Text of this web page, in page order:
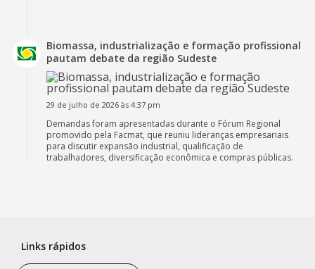
Biomassa, industrialização e formação profissional
pautam debate da região Sudeste
29 de julho de 2026 às 4:37 pm
Demandas foram apresentadas durante o Fórum Regional
promovido pela Facmat, que reuniu lideranças empresariais
para discutir expansão industrial, qualificação de
trabalhadores, diversificação econômica e compras públicas.
Links rápidos